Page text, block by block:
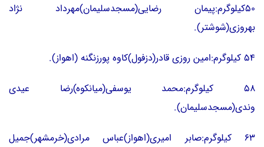
50کیلوگرم:پیمان رضایی(مسجدسلیمان)مهرداد نژاد
بهروزی(شوشتر).
54 کیلوگرم:امین روزی قادر(دزفول)کاوه پورزنگنه (اهواز).
58 کیلوگرم:محمد یوسفی(میانکوه)رضا عیدی
وندی(مسجدسلیمان).
63 کیلوگرم:صابر امیری(اهواز)عباس مرادی(خرمشهر)جمیل